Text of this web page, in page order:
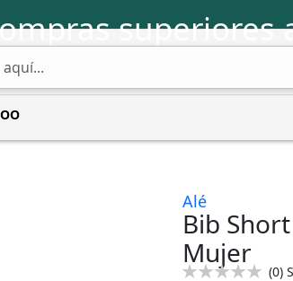
superiores
Alé
Bib
Mujer
Calificación:
(0)